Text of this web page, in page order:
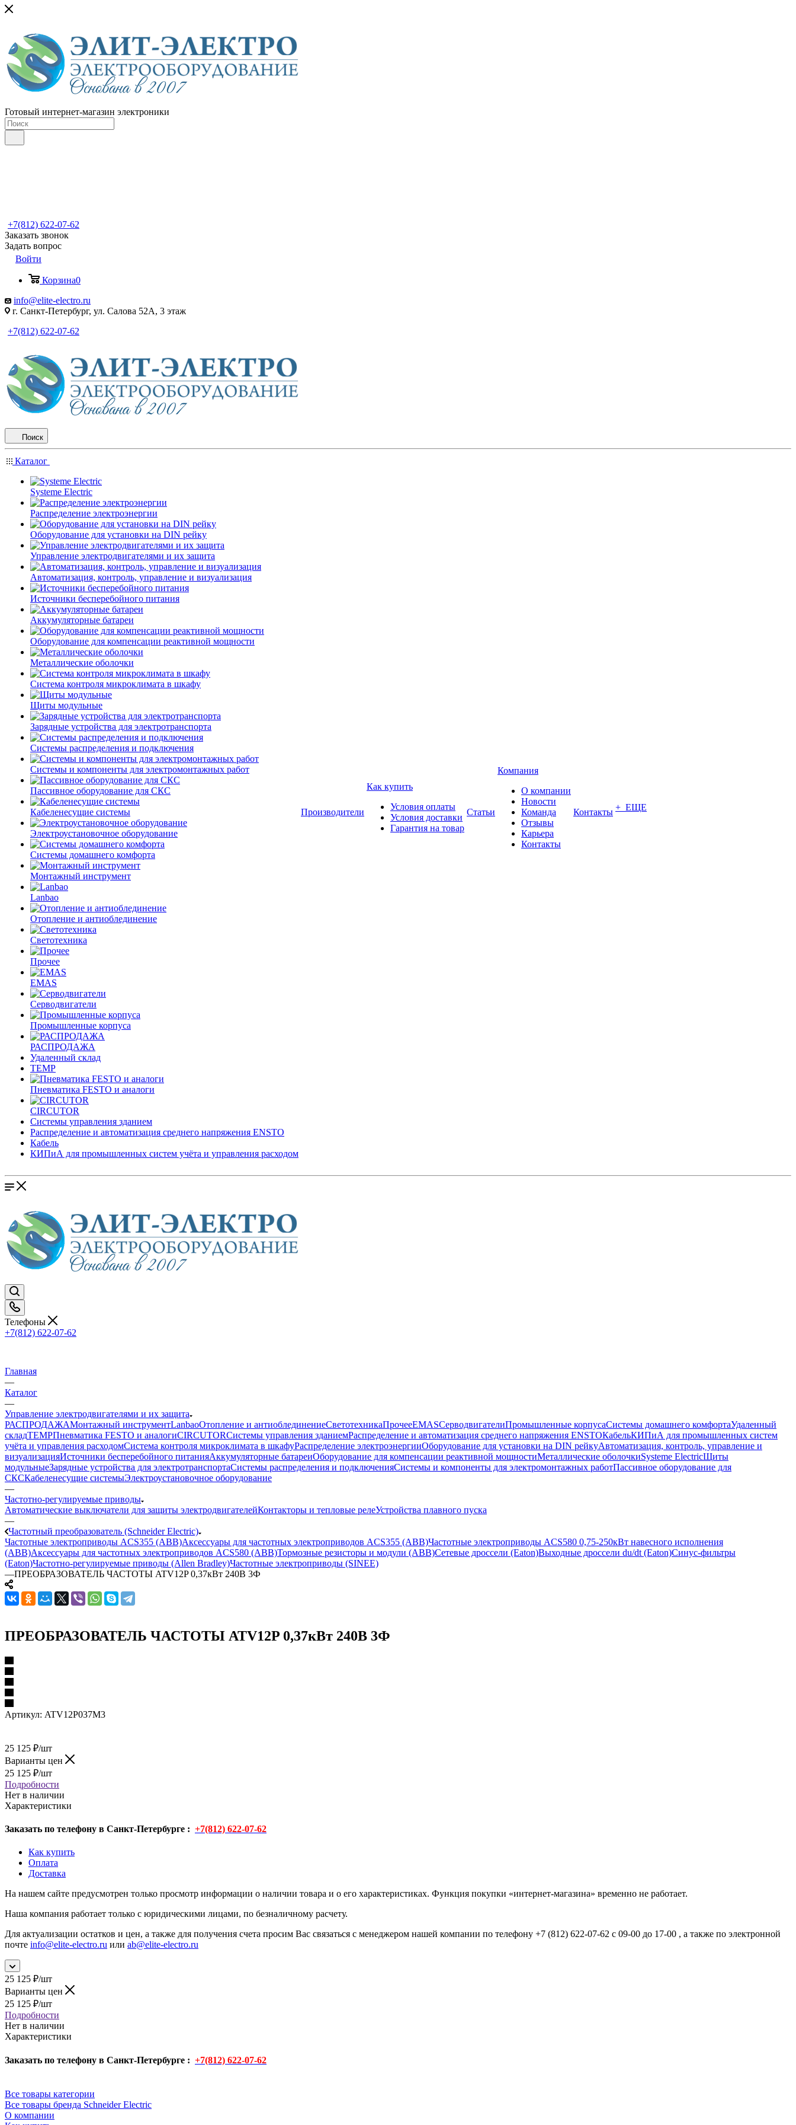
Готовый интернет-магазин электроники
+7(812) 622-07-62
Заказать звонок
Задать вопрос
Войти
Корзина0
info@elite-electro.ru
г. Санкт-Петербург, ул. Салова 52А, 3 этаж
+7(812) 622-07-62
Поиск
Каталог
Systeme Electric
Распределение электроэнергии
Оборудование для установки на DIN рейку
Управление электродвигателями и их защита
Автоматизация, контроль, управление и визуализация
Источники бесперебойного питания
Аккумуляторные батареи
Оборудование для компенсации реактивной мощности
Металлические оболочки
Система контроля микроклимата в шкафу
Щиты модульные
Зарядные устройства для электротранспорта
Системы распределения и подключения
Системы и компоненты для электромонтажных работ
Пассивное оборудование для СКС
Кабеленесущие системы
Электроустановочное оборудование
Системы домашнего комфорта
Монтажный инструмент
Lanbao
Отопление и антиоблединение
Светотехника
Прочее
EMAS
Cерводвигатели
Промышленные корпуса
РАСПРОДАЖА
Удаленный склад
TEMP
Пневматика FESTO и аналоги
CIRCUTOR
Системы управления зданием
Распределение и автоматизация среднего напряжения ENSTO
Кабель
КИПиА для промышленных систем учёта и управления расходом
Производители
Как купить
Условия оплаты
Условия доставки
Гарантия на товар
Статьи
Компания
О компании
Новости
Команда
Отзывы
Карьера
Контакты
Контакты + ЕЩЕ
Телефоны
+7(812) 622-07-62
Главная
—
Каталог
—
Управление электродвигателями и их защита
РАСПРОДАЖАМонтажный инструментLanbaoОтопление и антиоблединениеСветотехникаПрочееEMASCерводвигателиПромышленные корпусаСистемы домашнего комфортаУдаленный
складTEMPПневматика FESTO и аналогиCIRCUTORСистемы управления зданиемРаспределение и автоматизация среднего напряжения ENSTOКабельКИПиА для промышленных систем
учёта и управления расходомСистема контроля микроклимата в шкафуРаспределение электроэнергииОборудование для установки на DIN рейкуАвтоматизация, контроль, управление и
визуализацияИсточники бесперебойного питанияАккумуляторные батареиОборудование для компенсации реактивной мощностиМеталлические оболочкиSysteme ElectricЩиты
модульныеЗарядные устройства для электротранспортаСистемы распределения и подключенияСистемы и компоненты для электромонтажных работПассивное оборудование для
СКСКабеленесущие системыЭлектроустановочное оборудование
—
Частотно-регулируемые приводы
Автоматические выключатели для защиты электродвигателейКонтакторы и тепловые релеУстройства плавного пуска
—
Частотный преобразователь (Schneider Electric)
Частотные электроприводы ACS355 (ABB)Аксессуары для частотных электроприводов ACS355 (ABB)Частотные электроприводы ACS580 0,75-250кВт навесного исполнения
(ABB)Аксессуары для частотных электроприводов ACS580 (ABB)Тормозные резисторы и модули (ABB)Сетевые дроссели (Eaton)Выходные дроссели du/dt (Eaton)Синус-фильтры
(Eaton)Частотно-регулируемые приводы (Allen Bradley)Частотные электроприводы (SINEE)
—ПРЕОБРАЗОВАТЕЛЬ ЧАСТОТЫ ATV12P 0,37кВт 240В 3Ф
ПРЕОБРАЗОВАТЕЛЬ ЧАСТОТЫ ATV12P 0,37кВт 240В 3Ф
Артикул: ATV12P037M3
25 125 ₽/шт
Варианты цен
25 125 ₽/шт
Подробности
Нет в наличии
Характеристики
Заказать по телефону в Санкт-Петербурге : +7(812) 622-07-62
Как купить
Оплата
Доставка
На нашем сайте предусмотрен только просмотр информации о наличии товара и о его характеристиках. Функция покупки «интернет-магазина» временно не работает.
Наша компания работает только с юридическими лицами, по безналичному расчету.
Для актуализации остатков и цен, а также для получения счета просим Вас связаться с менеджером нашей компании по телефону +7 (812) 622-07-62 с 09-00 до 17-00 , а также по электронной
почте info@elite-electro.ru или ab@elite-electro.ru
25 125 ₽/шт
Варианты цен
25 125 ₽/шт
Подробности
Нет в наличии
Характеристики
Заказать по телефону в Санкт-Петербурге : +7(812) 622-07-62
Все товары категории
Все товары бренда Schneider Electric
О компании